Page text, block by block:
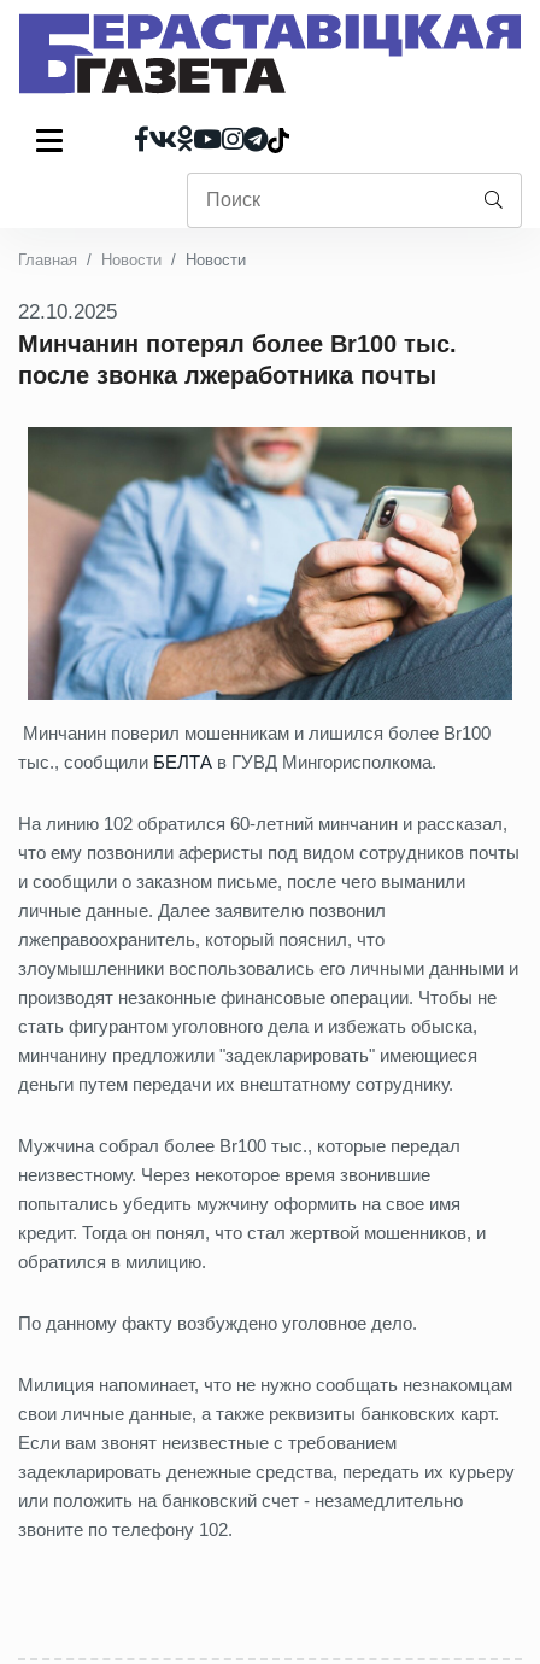
Главная Новости Новости
22.10.2025
Минчанин потерял более Br100 тыс.
после звонка лжеработника почты
Минчанин поверил мошенникам и лишился более Br100
тыс., сообщили БЕЛТА в ГУВД Мингорисполкома.
На линию 102 обратился 60-летний минчанин и рассказал,
что ему позвонили аферисты под видом сотрудников почты
и сообщили о заказном письме, после чего выманили
личные данные. Далее заявителю позвонил
лжеправоохранитель, который пояснил, что
злоумышленники воспользовались его личными данными и
производят незаконные финансовые операции. Чтобы не
стать фигурантом уголовного дела и избежать обыска,
минчанину предложили "задекларировать" имеющиеся
деньги путем передачи их внештатному сотруднику.
Мужчина собрал более Br100 тыс., которые передал
неизвестному. Через некоторое время звонившие
попытались убедить мужчину оформить на свое имя
кредит. Тогда он понял, что стал жертвой мошенников, и
обратился в милицию.
По данному факту возбуждено уголовное дело.
Милиция напоминает, что не нужно сообщать незнакомцам
свои личные данные, а также реквизиты банковских карт.
Если вам звонят неизвестные с требованием
задекларировать денежные средства, передать их курьеру
или положить на банковский счет - незамедлительно
звоните по телефону 102.